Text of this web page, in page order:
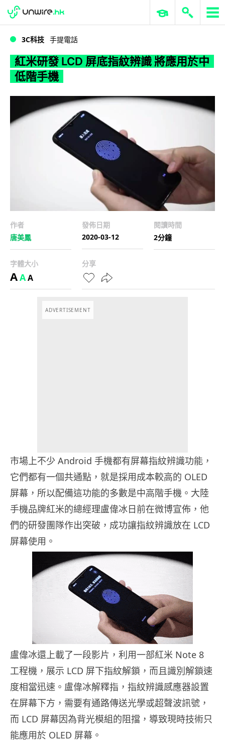
WWDC 2026 ERP 與商業 AI
3C科技 手提電話
紅米研發 LCD 屏底指紋辨識 將應用於中
低階手機
作者
唐美鳳
發佈日期
2020-03-12
閱讀時間
2分鐘
字體大小
AAA
分享
ADVERTISEMENT
市場上不少 Android 手機都有屏幕指紋辨識功能，
它們都有一個共通點，就是採用成本較高的 OLED
屏幕，所以配備這功能的多數是中高階手機。大陸
手機品牌紅米的總經理盧偉冰日前在微博宣佈，他
們的研發團隊作出突破，成功讓指紋辨識放在 LCD
屏幕使用。
盧偉冰還上載了一段影片，利用一部紅米 Note 8
工程機，展示 LCD 屏下指紋解鎖，而且識別解鎖速
度相當迅速。盧偉冰解釋指，指紋辨識感應器設置
在屏幕下方，需要有通路傳送光學或超聲波訊號，
而 LCD 屏幕因為背光模組的阻擋，導致現時技術只
能應用於 OLED 屏幕。